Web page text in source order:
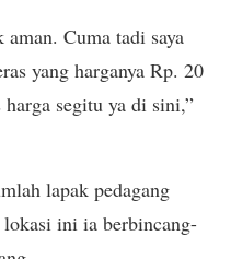
Cuma tadi saya
yang harganya Rp. 20
segitu ya di sini,”
lapak pedagang
ini ia berbincang-